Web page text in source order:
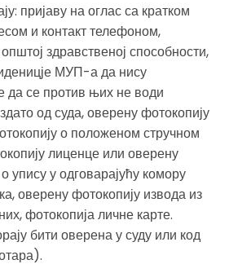
пријаву на оглас са кратком
и контакт телефоном,
здравственој способности,
МУП-а да нису
се против њих не води
од суда, оверену фотокопију
о положеном стручном
лиценце или оверену
упису у одговарајућу комору
оверену фотокопију извода из
фотокопија личне карте.
бити оверена у суду или код